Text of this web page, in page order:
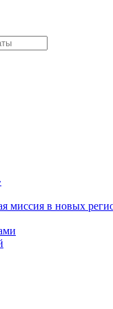
миссия в новых